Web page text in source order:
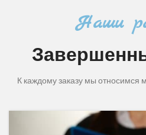
Наши
К каждому заказу мы относимся